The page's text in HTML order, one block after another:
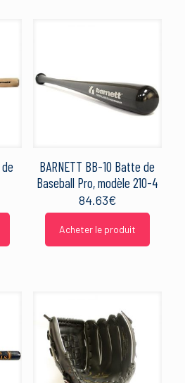
BARNETT BB-10 Batte de
Baseball Pro, modèle 210-4
84.63€
Acheter le produit